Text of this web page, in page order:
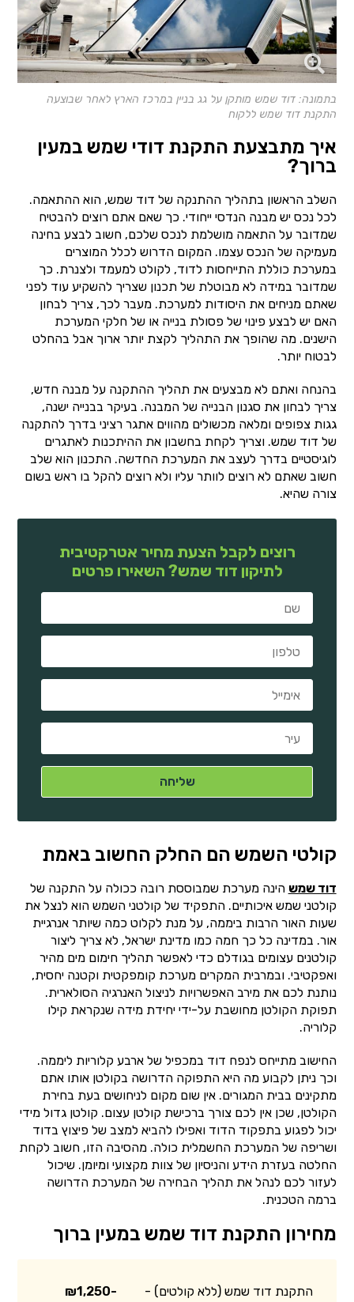
בתמונה: דוד שמש מותקן על גג בניין במרכז הארץ לאחר שבוצעה
התקנת דוד שמש ללקוח
איך מתבצעת התקנת דודי שמש במעין
ברוך?
השלב הראשון בתהליך ההתנקה של דוד שמש, הוא ההתאמה.
לכל נכס יש מבנה הנדסי ייחודי. כך שאם אתם רוצים להבטיח
שמדובר על התאמה מושלמת לנכס שלכם, חשוב לבצע בחינה
מעמיקה של הנכס עצמו. המקום הדרוש לכלל המוצרים
במערכת כוללת התייחסות לדוד, לקולט למעמד ולצנרת. כך
שמדובר במידה לא מבוטלת של תכנון שצריך להשקיע עוד לפני
שאתם מניחים את היסודות למערכת. מעבר לכך, צריך לבחון
האם יש לבצע פינוי של פסולת בנייה או של חלקי המערכת
הישנים. מה שהופך את התהליך לקצת יותר ארוך אבל בהחלט
לבטוח יותר.
בהנחה ואתם לא מבצעים את תהליך ההתקנה על מבנה חדש,
צריך לבחון את סגנון הבנייה של המבנה. בעיקר בבנייה ישנה,
גגות צפופים ומלאה מכשולים מהווים אתגר רציני בדרך להתקנה
של דוד שמש. וצריך לקחת בחשבון את ההיתכנות לאתגרים
לוגיסטיים בדרך לעצב את המערכת החדשה. התכנון הוא שלב
חשוב שאתם לא רוצים לוותר עליו ולא רוצים להקל בו ראש בשום
צורה שהיא.
רוצים לקבל הצעת מחיר אטרקטיבית
לתיקון דוד שמש? השאירו פרטים
קולטי השמש הם החלק החשוב באמת
דוד שמש הינה מערכת שמבוססת רובה ככולה על התקנה של
קולטני שמש איכותיים. התפקיד של קולטני השמש הוא לנצל את
שעות האור הרבות ביממה, על מנת לקלוט כמה שיותר אנרגיית
אור. במדינה כל כך חמה כמו מדינת ישראל, לא צריך ליצור
קולטנים עצומים בגודלם כדי לאפשר תהליך חימום מים מהיר
ואפקטיבי. ובמרבית המקרים מערכת קומפקטית וקטנה יחסית,
נותנת לכם את מירב האפשרויות לניצול האנרגיה הסולארית.
תפוקת הקולטן מחושבת על-ידי יחידת מידה שנקראת קילו
קלוריה.
החישוב מתייחס לנפח דוד במכפיל של ארבע קלוריות ליממה.
וכך ניתן לקבוע מה היא התפוקה הדרושה בקולטן אותו אתם
מתקינים בבית המגורים. אין שום מקום לניחושים בעת בחירת
הקולטן, שכן אין לכם צורך ברכישת קולטן עצום. קולטן גדול מידי
יכול לפגוע בתפקוד הדוד ואפילו להביא למצב של פיצוץ בדוד
ושריפה של המערכת החשמלית כולה. מהסיבה הזו, חשוב לקחת
החלטה בעזרת הידע והניסיון של צוות מקצועי ומיומן. שיכול
לעזור לכם לנהל את תהליך הבחירה של המערכת הדרושה
ברמה הטכנית.
מחירון התקנת דוד שמש במעין ברוך
התקנת דוד שמש (ללא קולטים) -
₪1,250-